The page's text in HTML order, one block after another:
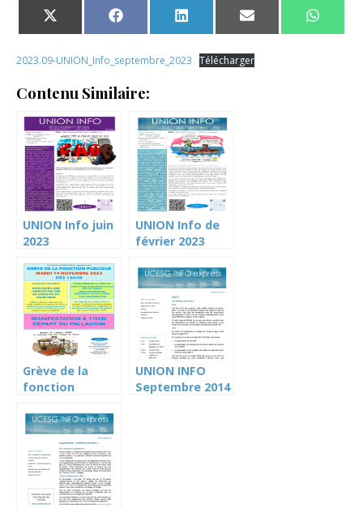
Share on X (Twitter)Share on FacebookShare on LinkedInShare on Email
2023.09-UNION_Info_septembre_2023 Télécharger
Contenu Similaire:
UNION Info juin
2023
UNION Info de
février 2023
Grève de la
fonction
mardi 14
novembre 2023
dès 13h30
UNION INFO
Septembre 2014